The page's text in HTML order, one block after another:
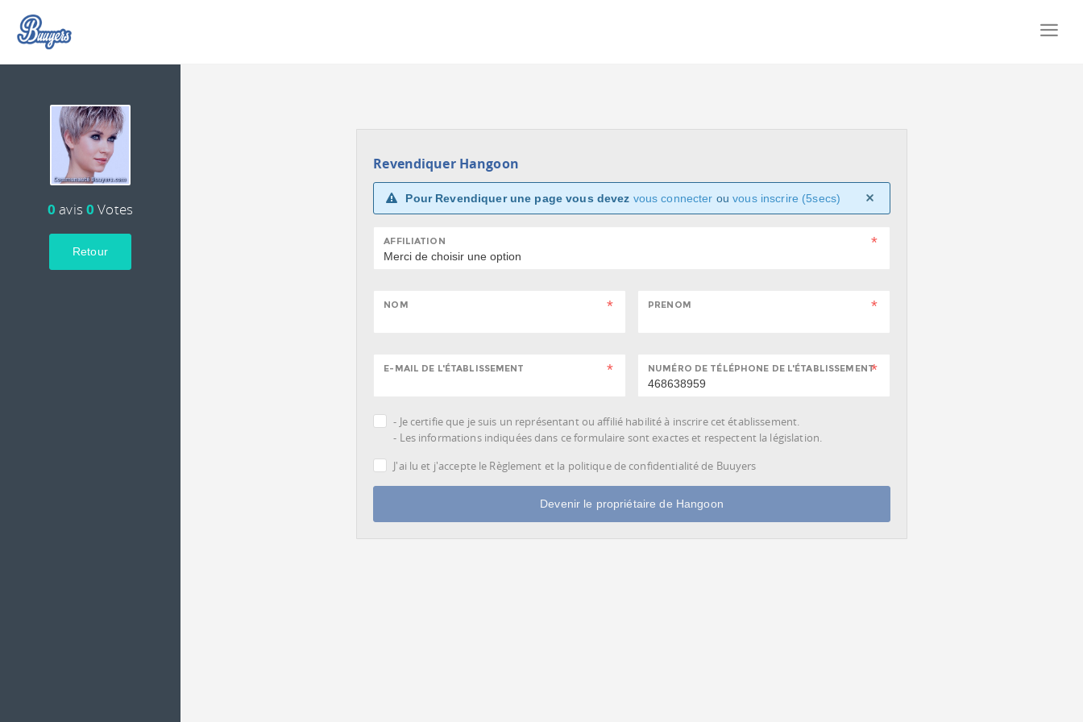
0 avis 0 Votes
Retour
Revendiquer Hangoon
Pour Revendiquer une page vous devez vous connecter ouvous inscrire (5secs)
AFFILIATION
NOM PRENOM
E-MAIL DE L'ÉTABLISSEMENT NUMÉRO DE TÉLÉPHONE DE L'ÉTABLISSEMENT
- Je certifie que je suis un représentant ou affilié habilité à inscrire cet établissement.
- Les informations indiquées dans ce formulaire sont exactes et respectent la législation.
J'ai lu et j'accepte le Règlement et la politique de confidentialité de Buuyers
Devenir le propriétaire de Hangoon